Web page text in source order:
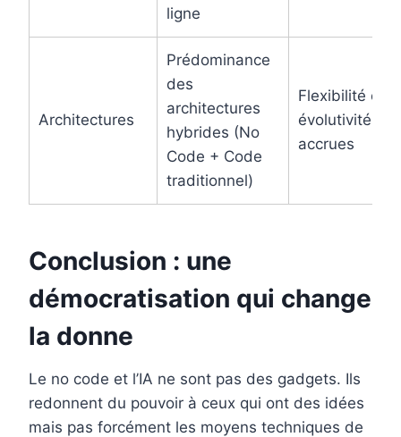
ligne
Architectures
Prédominance
des
architectures
hybrides (No
Code + Code
traditionnel)
Flexibilité et
évolutivité
accrues
Conclusion : une
démocratisation qui change
la donne
Le no code et l’IA ne sont pas des gadgets. Ils
redonnent du pouvoir à ceux qui ont des idées
mais pas forcément les moyens techniques de